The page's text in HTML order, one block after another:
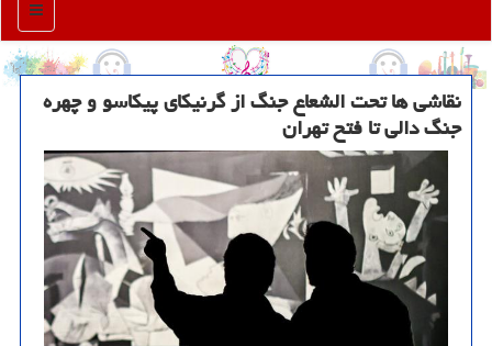
منو
نقاشی ها تحت الشعاع جنگ از گرنیکای پیکاسو و چهره
جنگ دالی تا فتح تهران